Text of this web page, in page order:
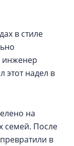
в стиле
инженер
этот надел в
на
семей. После
в